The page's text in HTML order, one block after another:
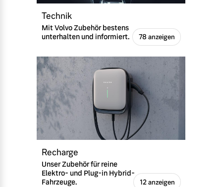
Technik
Mit Volvo Zubehör bestens
unterhalten und informiert.
78 anzeigen
Recharge
Unser Zubehör für reine
Elektro- und Plug-in Hybrid-
Fahrzeuge.
12 anzeigen